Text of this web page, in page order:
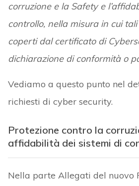
corruzione e la Safety e
controllo, nella misura in cui
coperti dal certificato di
dichiarazione di conformità o
Vediamo a questo punto nel
richiesti di cyber security.
Protezione contro la
affidabilità dei sistemi di
Nella parte Allegati del nuovo